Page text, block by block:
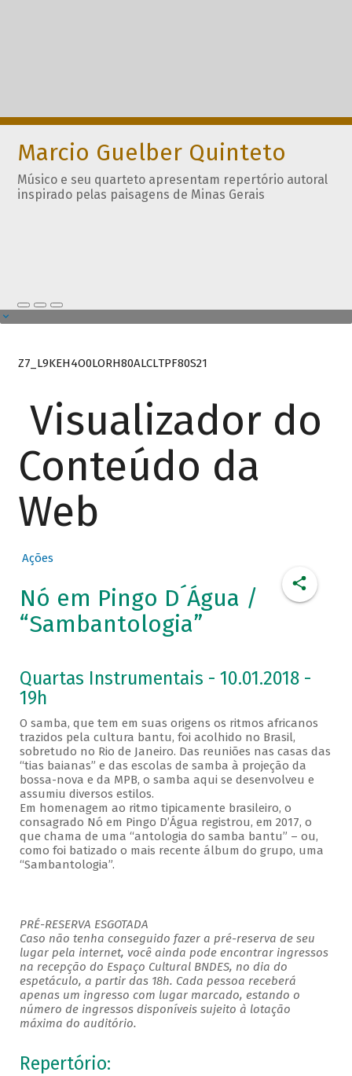
Marcio Guelber Quinteto
Músico e seu quarteto apresentam repertório autoral
inspirado pelas paisagens de Minas Gerais
Z7_L9KEH4O0LORH80ALCLTPF80S21
Visualizador do
Conteúdo da
Web
Ações
Nó em Pingo D´Água /
“Sambantologia”
Quartas Instrumentais - 10.01.2018 -
19h
O samba, que tem em suas origens os ritmos africanos
trazidos pela cultura bantu, foi acolhido no Brasil,
sobretudo no Rio de Janeiro. Das reuniões nas casas das
“tias baianas” e das escolas de samba à projeção da
bossa-nova e da MPB, o samba aqui se desenvolveu e
assumiu diversos estilos.
Em homenagem ao ritmo tipicamente brasileiro, o
consagrado Nó em Pingo D’Água registrou, em 2017, o
que chama de uma “antologia do samba bantu” – ou,
como foi batizado o mais recente álbum do grupo, uma
“Sambantologia”.
PRÉ-RESERVA ESGOTADA
Caso não tenha conseguido fazer a pré-reserva de seu
lugar pela internet, você ainda pode encontrar ingressos
na recepção do Espaço Cultural BNDES, no dia do
espetáculo, a partir das 18h. Cada pessoa receberá
apenas um ingresso com lugar marcado, estando o
número de ingressos disponíveis sujeito à lotação
máxima do auditório.
Repertório: